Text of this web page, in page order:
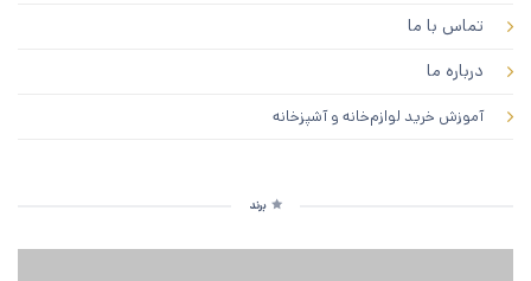
تماس با ما
درباره ما
آموزش خرید لوازم‌خانه و آشپزخانه
برند